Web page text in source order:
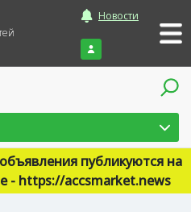
Новости
Войти
публикуются на
- https://accsmarket.news